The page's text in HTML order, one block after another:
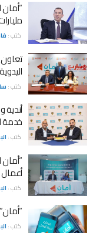
كتب :
اليدوية بـ25
كتب :
خدمة
كتب :
كتب :
كتب :